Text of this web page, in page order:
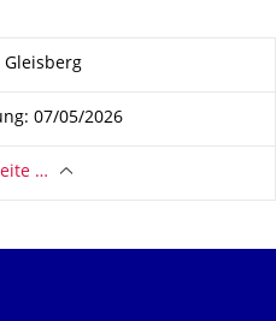
Gleisberg
07/05/2026
…